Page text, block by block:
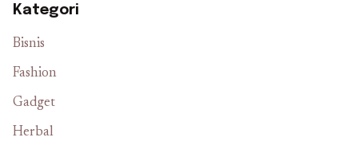
Kategori
Bisnis
Fashion
Gadget
Herbal